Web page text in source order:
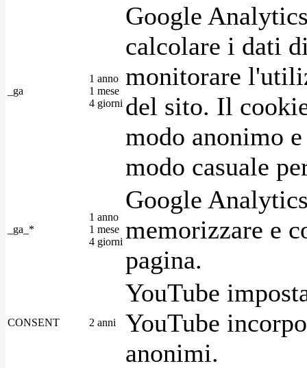
_ga
1 anno
1 mese
4 giorni
Google
calcolare i dati
monitorare
del sito. Il
modo anonimo
modo casuale
_ga_*
1 anno
1 mese
4 giorni
Google
memorizzare e
pagina.
CONSENT 2 anni
YouTube
YouTube
anonimi.